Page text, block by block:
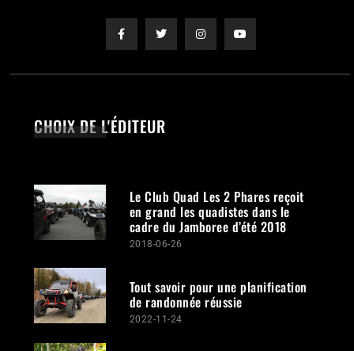
CHOIX DE L'ÉDITEUR
Le Club Quad Les 2 Phares reçoit
en grand les quadistes dans le
cadre du Jamboree d’été 2018
2018-06-26
Tout savoir pour une planification
de randonnée réussie
2022-11-24